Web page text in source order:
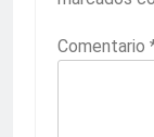
Comentario